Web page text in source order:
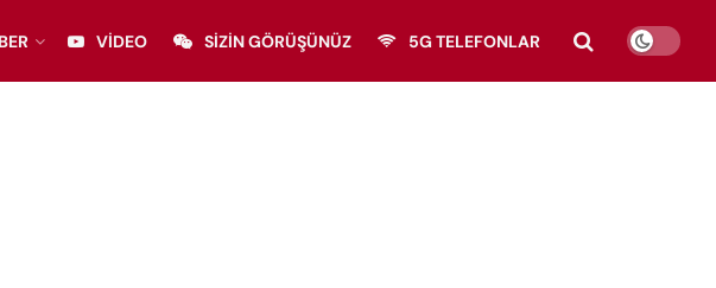
VIDEO SIZIN GÖRÜŞÜNÜZ 5G TELEFONLAR